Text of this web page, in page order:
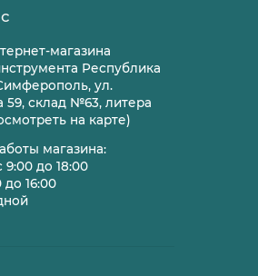
магазина
Республика
ул.
59, склад №63, литера
на карте)
магазина:
9:00 до 18:00
до 16:00